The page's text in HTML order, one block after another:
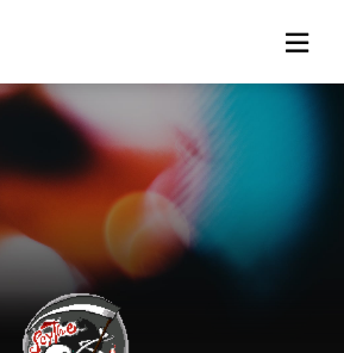
BIG UP!について
ニュース
料金プラン
サポート